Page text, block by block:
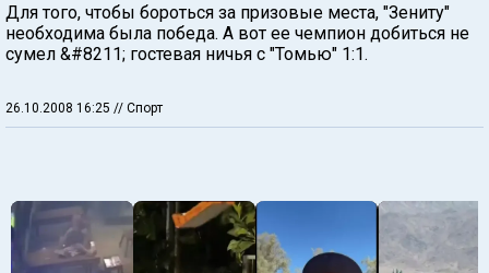
Для того, чтобы бороться за призовые места, "Зениту"
необходима была победа. А вот ее чемпион добиться не
сумел &#8211; гостевая ничья с "Томью" 1:1.
26.10.2008 16:25 // Спорт